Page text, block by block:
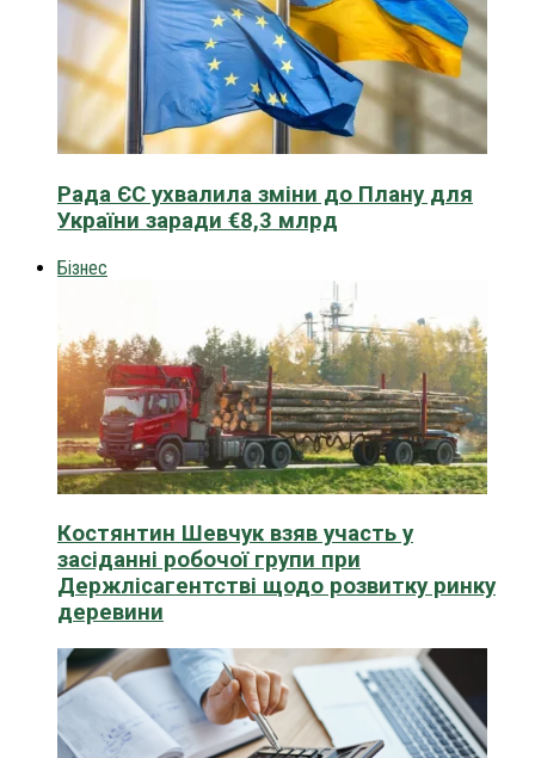
Рада ЄС ухвалила зміни до Плану для
України заради €8,3 млрд
Бізнес
Костянтин Шевчук взяв участь у
засіданні робочої групи при
Держлісагентстві щодо розвитку ринку
деревини